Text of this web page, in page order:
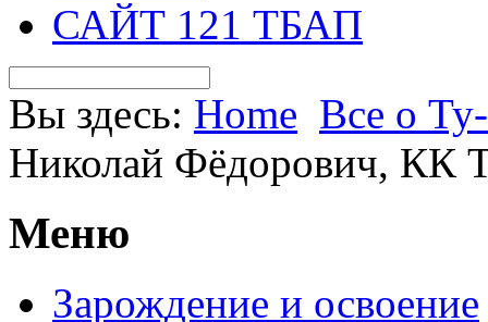
САЙТ 121 ТБАП
Вы здесь: Home Все о
Николай Фёдорович, КК
Меню
Зарождение и освоение